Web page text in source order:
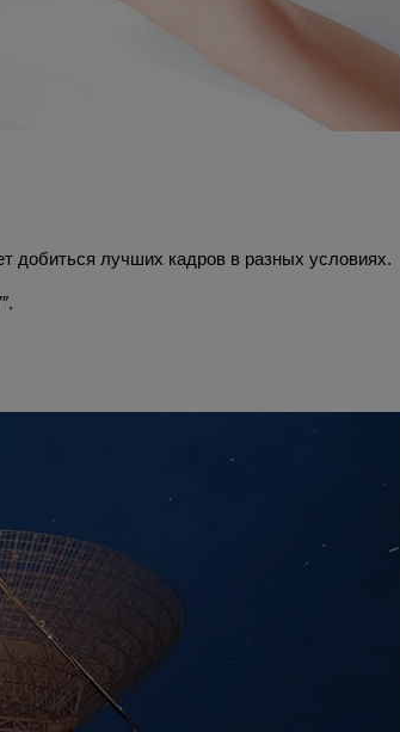
добиться лучших кадров в разных условиях.